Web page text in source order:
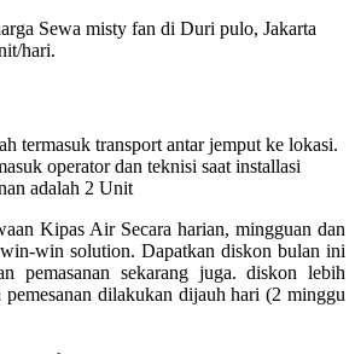
Sewa misty fan di Duri pulo, Jakarta
hari.
termasuk transport antar jemput ke lokasi.
operator dan teknisi saat installasi
adalah 2 Unit
Kipas Air Secara harian, mingguan dan
win solution. Dapatkan diskon bulan ini
pemasanan sekarang juga. diskon lebih
pemesanan dilakukan dijauh hari (2 minggu